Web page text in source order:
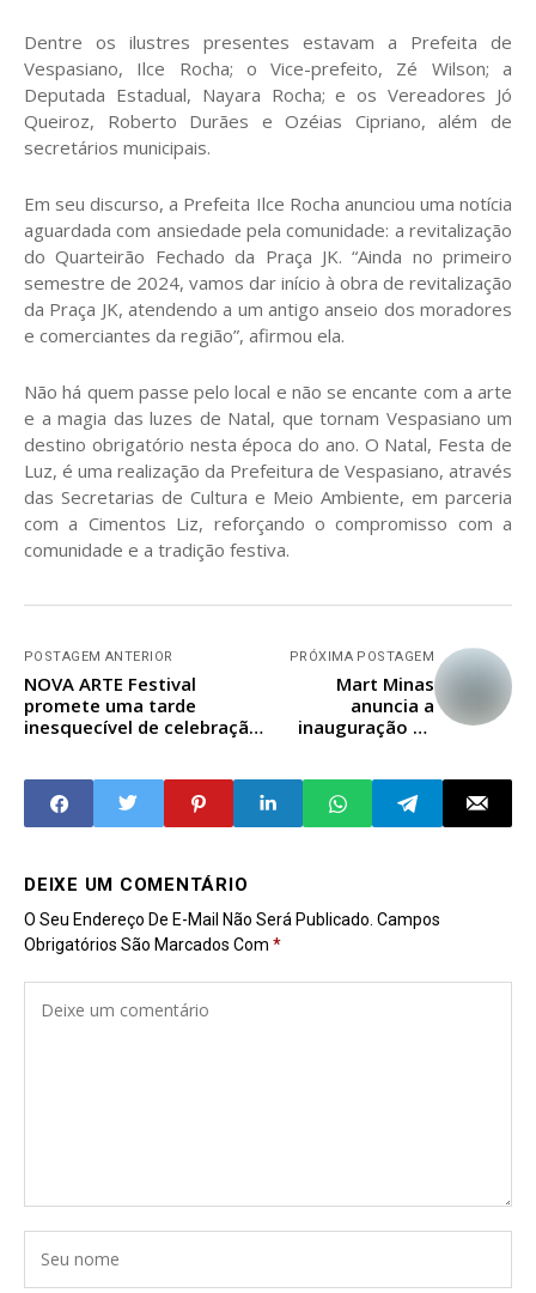
Dentre os ilustres presentes estavam a Prefeita de
Vespasiano, Ilce Rocha; o Vice-prefeito, Zé Wilson; a
Deputada Estadual, Nayara Rocha; e os Vereadores Jó
Queiroz, Roberto Durães e Ozéias Cipriano, além de
secretários municipais.
Em seu discurso, a Prefeita Ilce Rocha anunciou uma notícia
aguardada com ansiedade pela comunidade: a revitalização
do Quarteirão Fechado da Praça JK. “Ainda no primeiro
semestre de 2024, vamos dar início à obra de revitalização
da Praça JK, atendendo a um antigo anseio dos moradores
e comerciantes da região”, afirmou ela.
Não há quem passe pelo local e não se encante com a arte
e a magia das luzes de Natal, que tornam Vespasiano um
destino obrigatório nesta época do ano. O Natal, Festa de
Luz, é uma realização da Prefeitura de Vespasiano, através
das Secretarias de Cultura e Meio Ambiente, em parceria
com a Cimentos Liz, reforçando o compromisso com a
comunidade e a tradição festiva.
POSTAGEM ANTERIOR
NOVA ARTE Festival
promete uma tarde
inesquecível de celebração
PRÓXIMA POSTAGEM
Mart Minas
anuncia a
inauguração da
DEIXE UM COMENTÁRIO
O Seu Endereço De E-Mail Não Será Publicado. Campos
Obrigatórios São Marcados Com *